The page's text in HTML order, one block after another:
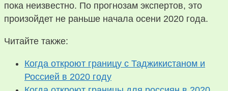
пока неизвестно. По прогнозам экспертов, это
произойдет не раньше начала осени 2020 года.
Читайте также:
Когда откроют границу с Таджикистаном и
Россией в 2020 году